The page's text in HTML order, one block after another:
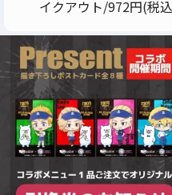
イクアウト/972円(税